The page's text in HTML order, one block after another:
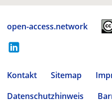
open-access.network
Kontakt Sitemap
Datenschutzhinweis